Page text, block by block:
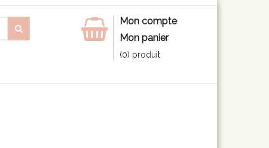
Mon compte
Mon panier
(0) produit